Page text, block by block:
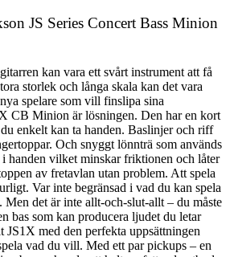
JS Series Concert Bass Minion
kan vara ett svårt instrument att få
storlek och långa skala kan det vara
spelare som vill finslipa sina
CB Minion är lösningen. Den har en kort
enkelt kan ta handen. Baslinjer och riff
Och snyggt lönnträ som används
handen vilket minskar friktionen och låter
av fretavlan utan problem. Att spela
Var inte begränsad i vad du kan spela
Men det är inte allt-och-slut-allt – du måste
bas som kan producera ljudet du letar
JS1X med den perfekta uppsättningen
vad du vill. Med ett par pickups – en